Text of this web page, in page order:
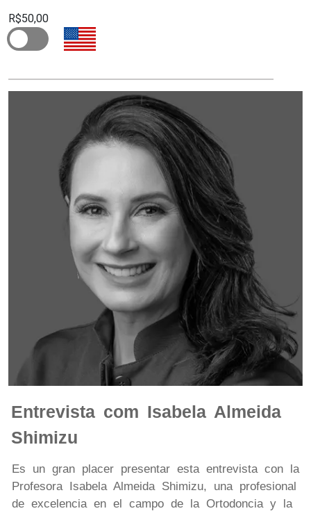
R$50,00
Entrevista com Isabela Almeida
Shimizu
Es un gran placer presentar esta entrevista con la
Profesora Isabela Almeida Shimizu, una profesional
de excelencia en el campo de la Ortodoncia y la